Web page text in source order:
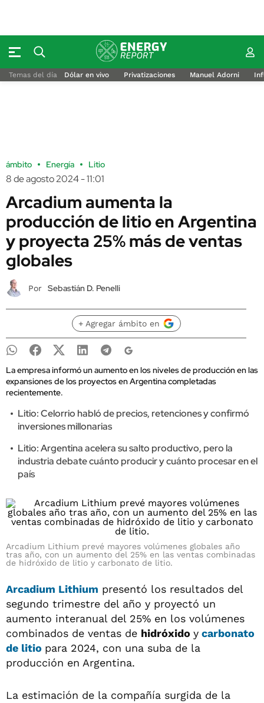
Temas del día Dólar en vivo Privatizaciones Manuel Adorni
ámbito Energía Litio
8 de agosto 2024 - 11:01
Arcadium aumenta la
producción de litio en Argentina
y proyecta 25% más de ventas
globales
Por Sebastián D. Penelli
+ Agregar ámbito en
La empresa informó un aumento en los niveles de producción en las
expansiones de los proyectos en Argentina completadas
recientemente.
Litio: Celorrio habló de precios, retenciones y confirmó
inversiones millonarias
Litio: Argentina acelera su salto productivo, pero la
industria debate cuánto producir y cuánto procesar en el
país
Arcadium Lithium prevé mayores volúmenes globales año
tras año, con un aumento del 25% en las ventas combinadas
de hidróxido de litio y carbonato de litio.
Arcadium Lithium presentó los resultados del
segundo trimestre del año y proyectó un
aumento interanual del 25% en los volúmenes
combinados de ventas de hidróxido y carbonato
de litio para 2024, con una suba de la
producción en Argentina.
La estimación de la compañía surgida de la